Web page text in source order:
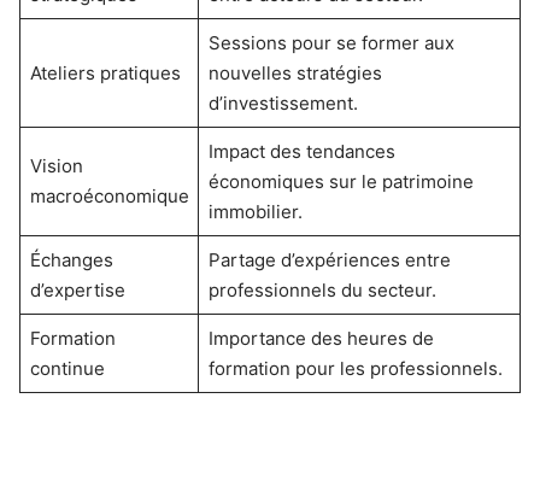
Ateliers pratiques
Sessions pour se former aux
nouvelles stratégies
d’investissement.
Vision
macroéconomique
Impact des tendances
économiques sur le patrimoine
immobilier.
Échanges
d’expertise
Partage d’expériences entre
professionnels du secteur.
Formation
continue
Importance des heures de
formation pour les professionnels.